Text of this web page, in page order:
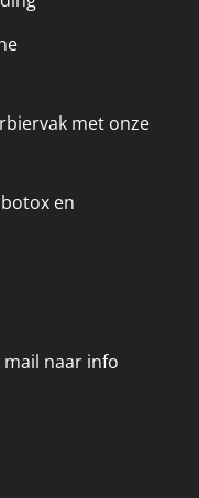
met onze
en
mail naar info